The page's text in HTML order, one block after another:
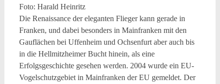
Foto: Harald Heinritz
Die Renaissance der eleganten Flieger kann gerade in
Franken, und dabei besonders in Mainfranken mit den
Gauflächen bei Uffenheim und Ochsenfurt aber auch bis
in die Hellmitzheimer Bucht hinein, als eine
Erfolgsgeschichte gesehen werden. 2004 wurde ein EU-
Vogelschutzgebiet in Mainfranken der EU gemeldet. Der